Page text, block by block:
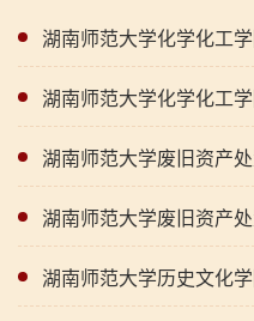
湖南师范大学化学化工学院、工程与
湖南师范大学化学化工学院、体
湖南师范大学废旧资产
湖南师范大学废旧资产
湖南师范大学历史文化学院、生